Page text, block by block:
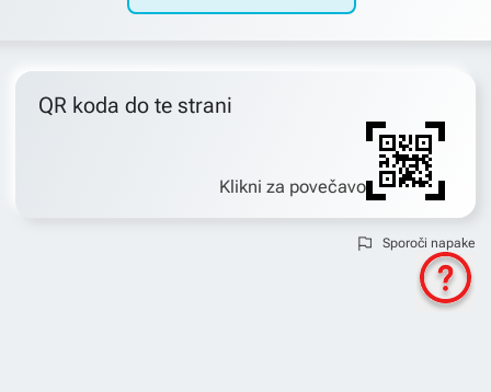
QR koda do te strani
Klikni za povečavo
Sporoči napake